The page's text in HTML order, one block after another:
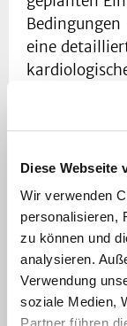
Diese Webseite
Wir verwenden
personalisieren,
zu können und
analysieren.
Verwendung
soziale Medien,
eine
Sollte für Sie
Eingriff gut
Aufnahme
Andererseits
führen.